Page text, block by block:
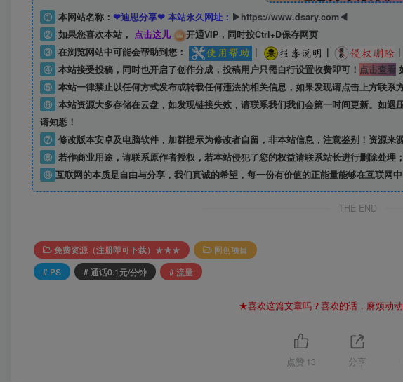
① 本网站名称： ❤迪思分享❤ 本站永久网址： ▶https://www.dsary.com◀
② 如果您喜欢本站， 点击这儿
开通VIP，同时按Ctrl+D保存网页
③ 在浏览网站中可能会帮助到您： | | |
④ 本站接受投稿，同时也开启了创作分成，投稿用户只需自行设置收费即可！ 点击查看
⑤ 本站一律禁止以任何方式发布或转载任何违法的相关信息，如果发现请点击上方联系
⑥ 本站资源大多存储在云盘，如发现链接失效，请联系我们我们会第一时间更新。如遇
请知悉！
⑦ 修改版本安卓及电脑软件，加群提示为修改者自留， 非本站信息，注意鉴别！资源来
⑧ 若作商业用途，请联系原作者授权，若本站侵犯了您的权益请联系站长进行删除处理
⑨ 互联网的本质是自由与分享，我们真诚的希望，每一份有价值的正能量能够在互联网中
THE END
免费资源（注册即可下载）★★★
网创项目
# PS
# 通话0.1元/分钟 # 流量
★喜欢这篇文章吗？喜欢的话，麻烦动
点赞 13 分享